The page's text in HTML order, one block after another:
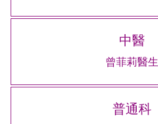
中醫
曾菲莉醫生
普通科